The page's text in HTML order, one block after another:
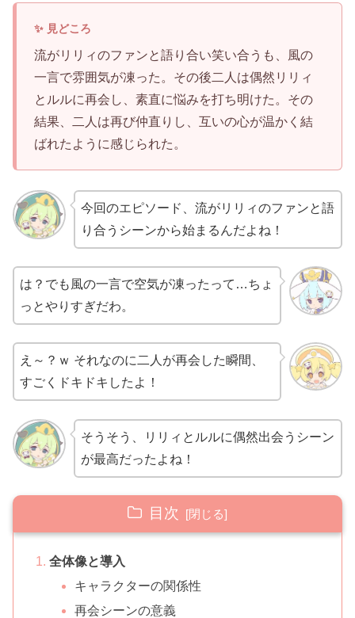
流がリリィのファンと語り合い笑い合うも、風の
一言で雰囲気が凍った。その後二人は偶然リリィ
とルルに再会し、素直に悩みを打ち明けた。その
結果、二人は再び仲直りし、互いの心が温かく結
ばれたように感じられた。
今回のエピソード、流がリリィのファンと語
り合うシーンから始まるんだよね！
は？でも風の一言で空気が凍ったって…ちょ
っとやりすぎだわ。
え～？ｗ それなのに二人が再会した瞬間、
すごくドキドキしたよ！
そうそう、リリィとルルに偶然出会うシーン
が最高だったよね！
目次
全体像と導入
キャラクターの関係性
再会シーンの意義